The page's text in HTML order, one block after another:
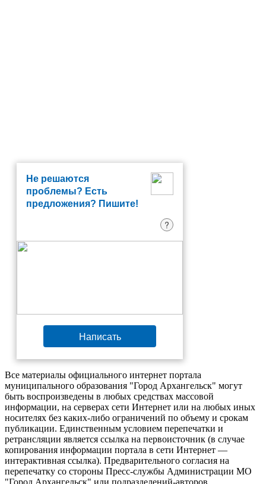
Не решаются
проблемы? Есть
предложения? Пишите!
?
Написать
Все материалы официального интернет портала
муниципального образования "Город Архангельск" могут
быть воспроизведены в любых средствах массовой
информации, на серверах сети Интернет или на любых иных
носителях без каких-либо ограничений по объему и срокам
публикации. Единственным условием перепечатки и
ретрансляции является ссылка на первоисточник (в случае
копирования информации портала в сети Интернет —
интерактивная ссылка). Предварительного согласия на
перепечатку со стороны Пресс-службы Администрации МО
"Город Архангельск" или подразделений-авторов